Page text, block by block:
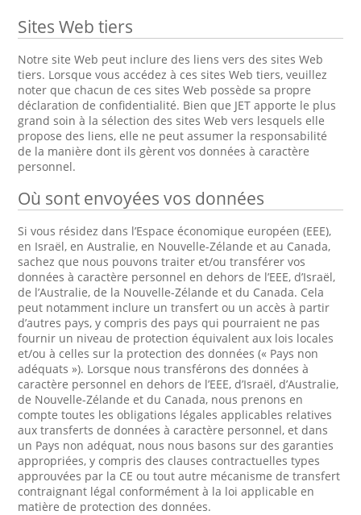
Sites Web tiers
Notre site Web peut inclure des liens vers des sites Web
tiers. Lorsque vous accédez à ces sites Web tiers, veuillez
noter que chacun de ces sites Web possède sa propre
déclaration de confidentialité. Bien que JET apporte le plus
grand soin à la sélection des sites Web vers lesquels elle
propose des liens, elle ne peut assumer la responsabilité
de la manière dont ils gèrent vos données à caractère
personnel.
Où sont envoyées vos données
Si vous résidez dans l’Espace économique européen (EEE),
en Israël, en Australie, en Nouvelle-Zélande et au Canada,
sachez que nous pouvons traiter et/ou transférer vos
données à caractère personnel en dehors de l’EEE, d’Israël,
de l’Australie, de la Nouvelle-Zélande et du Canada. Cela
peut notamment inclure un transfert ou un accès à partir
d’autres pays, y compris des pays qui pourraient ne pas
fournir un niveau de protection équivalent aux lois locales
et/ou à celles sur la protection des données (« Pays non
adéquats »). Lorsque nous transférons des données à
caractère personnel en dehors de l’EEE, d’Israël, d’Australie,
de Nouvelle-Zélande et du Canada, nous prenons en
compte toutes les obligations légales applicables relatives
aux transferts de données à caractère personnel, et dans
un Pays non adéquat, nous nous basons sur des garanties
appropriées, y compris des clauses contractuelles types
approuvées par la CE ou tout autre mécanisme de transfert
contraignant légal conformément à la loi applicable en
matière de protection des données.